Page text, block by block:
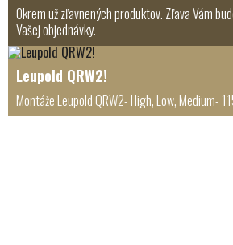
Okrem už zľavnených produktov. Zľava Vám
Vašej objednávky.
Leupold QRW2!
Montáže Leupold QRW2- High, Low, Medium-